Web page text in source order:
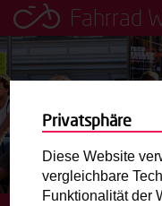
Fahrrad
Leih dir einfach ein
Jugendliche
Radweg-
Privatsphäre
Diese Website
vergleichbare
Funktionalität der